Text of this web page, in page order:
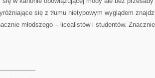
się z tłumu nietypowym wyglądem
młodszego – licealistów i studentów.